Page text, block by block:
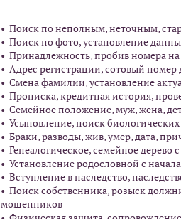
• Поиск по неполным, неточным,
• Поиск по фото, установление
• Принадлежность, пробив номера
• Адрес регистрации, сотовый номер
• Смена фамилии, установление
• Прописка, кредитная история,
• Семейное положение, муж, жена,
• Усыновление, поиск
• Браки, разводы, жив, умер, дата,
• Генеалогическое, семейное дерево с
• Установление родословной с
• Вступление в наследство,
• Поиск собственника, розыск
мошенников